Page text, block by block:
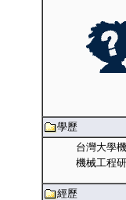
學歷
台灣大學
機械工程
經歷